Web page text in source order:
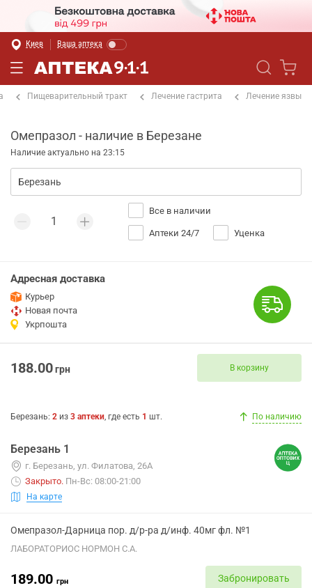
Киев Ваша аптека
Пищеварительный тракт Лечение гастрита Лечение язвы
Омепразол - наличие в Березане
Наличие актуально на 23:15
Все в наличии
Аптеки 24/7 Уценка
Адресная доставка
Курьер
Новая почта
Укрпошта
188.00грн В корзину
Березань: 2 из 3 аптеки, где есть 1 шт. По наличию
Березань 1
г. Березань, ул. Филатова, 26А
Закрыто. Пн-Вс: 08:00-21:00
На карте
Омепразол-Дарница пор. д/р-ра д/инф. 40мг фл. №1
ЛАБОРАТОРИОС НОРМОН С.А.
189.00 грн Забронировать